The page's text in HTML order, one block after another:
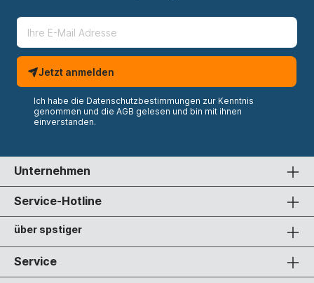
Jetzt anmelden
Ich habe die Datenschutzbestimmungen zur Kenntnis
genommen und die AGB gelesen und bin mit ihnen
einverstanden.
Unternehmen
Service-Hotline
über spstiger
Service